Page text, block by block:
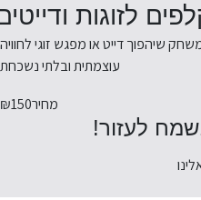
לזוגות
שיהפוך דייט או מפגש זוגי לחוויה
עוצמתית ובלתי נשכחת
מחיר₪150
לעזור!